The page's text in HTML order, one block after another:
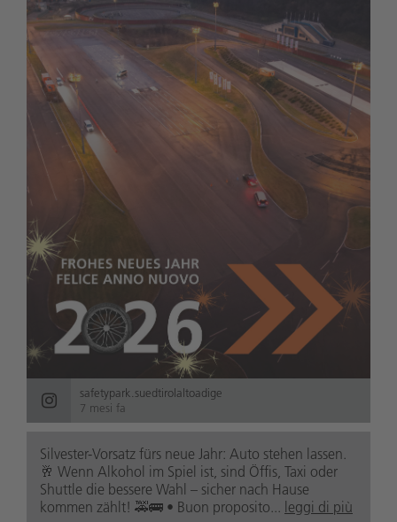
safetypark.suedtirolaltoadige
7 mesi fa
Silvester-Vorsatz fürs neue Jahr: Auto stehen lassen.
🥂 Wenn Alkohol im Spiel ist, sind Öffis, Taxi oder
Shuttle die bessere Wahl – sicher nach Hause
kommen zählt! 🚕🚌 • Buon proposito... leggi di più